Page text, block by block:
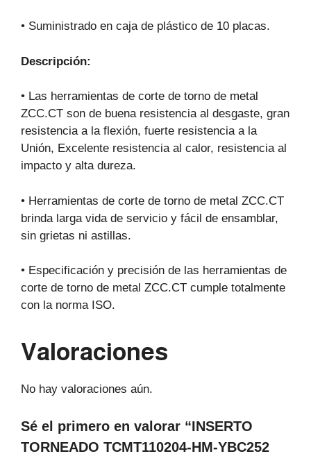
• Suministrado en caja de plástico de 10 placas.
Descripción:
• Las herramientas de corte de torno de metal
ZCC.CT son de buena resistencia al desgaste, gran
resistencia a la flexión, fuerte resistencia a la
Unión, Excelente resistencia al calor, resistencia al
impacto y alta dureza.
• Herramientas de corte de torno de metal ZCC.CT
brinda larga vida de servicio y fácil de ensamblar,
sin grietas ni astillas.
• Especificación y precisión de las herramientas de
corte de torno de metal ZCC.CT cumple totalmente
con la norma ISO.
Valoraciones
No hay valoraciones aún.
Sé el primero en valorar “INSERTO
TORNEADO TCMT110204-HM-YBC252